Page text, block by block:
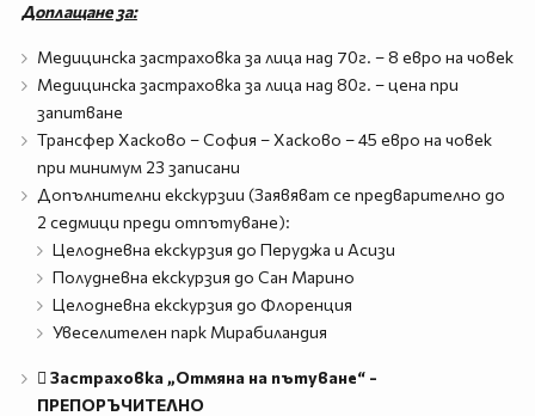
Доплащане за:
Медицинска застраховка за лица над 70г. – 8 евро на човек
Медицинска застраховка за лица над 80г. – цена при
запитване
Трансфер Хасково – София – Хасково – 45 евро на човек
при минимум 23 записани
Допълнителни екскурзии (Заявяват се предварително до
2 седмици преди отпътуване):
Целодневна екскурзия до Перуджа и Асизи
Полудневна екскурзия до Сан Марино
Целодневна екскурзия до Флоренция
Увеселителен парк Мирабиландия
 Застраховка „Отмяна на пътуване“ -
ПРЕПОРЪЧИТЕЛНО